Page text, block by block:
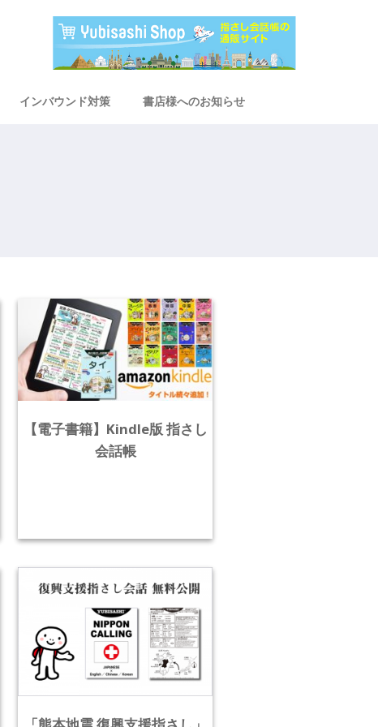
インバウンド対策 書店様へのお知らせ
【電子書籍】Kindle版 指さし
会話帳